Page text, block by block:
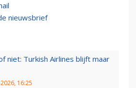
nieuwsbrief
niet: Turkish Airlines blijft maar
16:25